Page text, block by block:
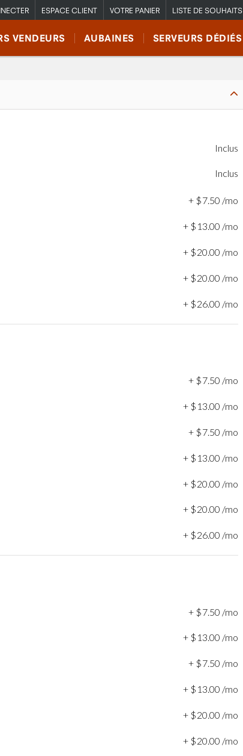
ESPACE CLIENT VOTRE PANIER LISTE DE SOUHAITS
VENDEURS AUBAINES SERVEURS DÉDIÉS
Inclus
Inclus
+ $7.50 /mo
+ $ 13.00 /mo
+ $20.00 /mo
+ $20.00 /mo
+ $26.00 /mo
+ $7.50 /mo
+ $ 13.00 /mo
+ $7 50 /mo
+ $ 13 .00 /mo
+ $20 .00 /mo
+ $20.00 /mo
+ $26.00 /mo
+ $7 50 /mo
+ $ 13.00 /mo
+ $7.50 /mo
+ $ 13.00 /mo
+ $20.00 /mo
+ $20.00 /mo